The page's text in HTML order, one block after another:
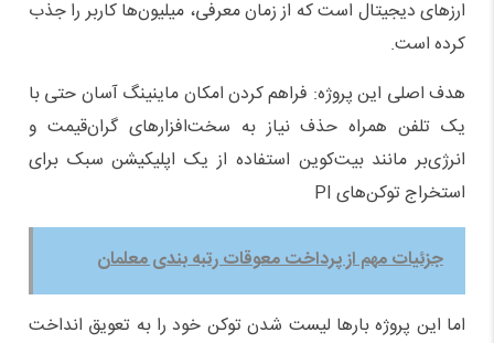
ارزهای دیجیتال است که از زمان معرفی، میلیون‌ها کاربر را جذب
کرده است.
هدف اصلی این پروژه: فراهم کردن امکان ماینینگ آسان حتی با
یک تلفن همراه حذف نیاز به سخت‌افزارهای گران‌قیمت و
انرژی‌بر مانند بیت‌کوین استفاده از یک اپلیکیشن سبک برای
استخراج توکن‌های PI
جزئیات مهم از پرداخت معوقات رتبه بندی معلمان
اما این پروژه بارها لیست شدن توکن خود را به تعویق انداخت